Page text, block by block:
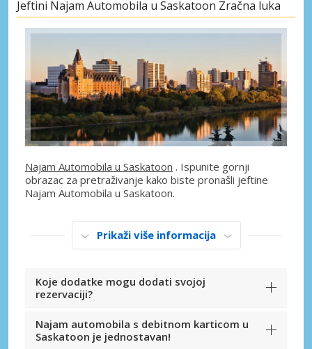
Jeftini Najam Automobila u Saskatoon Zračna luka
Najam Automobila u Saskatoon . Ispunite gornji
obrazac za pretraživanje kako biste pronašli jeftine
Najam Automobila u Saskatoon.
Prikaži više informacija
Koje dodatke mogu dodati svojoj
rezervaciji?
Najam automobila s debitnom karticom u
Saskatoon je jednostavan!